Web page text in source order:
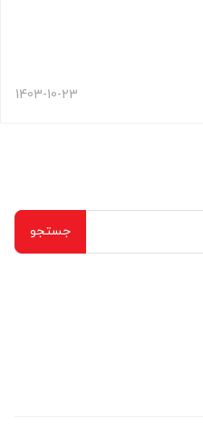
1403-10-23